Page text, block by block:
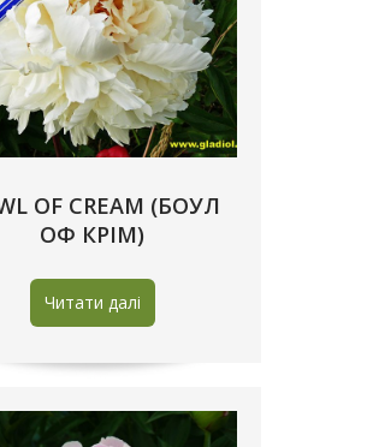
OF CREAM (БОУЛ
ОФ КРІМ)
Читати далі